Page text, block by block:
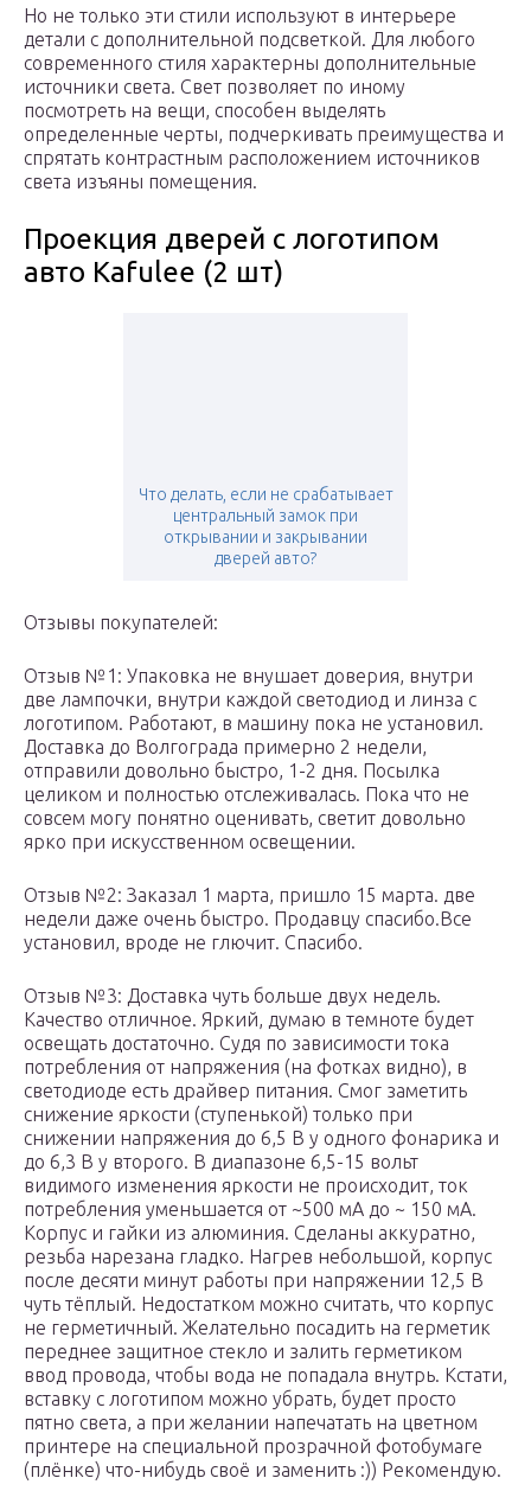
Но не только эти стили используют в интерьере
детали с дополнительной подсветкой. Для любого
современного стиля характерны дополнительные
источники света. Свет позволяет по иному
посмотреть на вещи, способен выделять
определенные черты, подчеркивать преимущества и
спрятать контрастным расположением источников
света изъяны помещения.
Проекция дверей с логотипом
авто Kafulee (2 шт)
Что делать, если не срабатывает
центральный замок при
открывании и закрывании
дверей авто?
Отзывы покупателей:
Отзыв №1: Упаковка не внушает доверия, внутри
две лампочки, внутри каждой светодиод и линза с
логотипом. Работают, в машину пока не установил.
Доставка до Волгограда примерно 2 недели,
отправили довольно быстро, 1-2 дня. Посылка
целиком и полностью отслеживалась. Пока что не
совсем могу понятно оценивать, светит довольно
ярко при искусственном освещении.
Отзыв №2: Заказал 1 марта, пришло 15 марта. две
недели даже очень быстро. Продавцу спасибо.Все
установил, вроде не глючит. Спасибо.
Отзыв №3: Доставка чуть больше двух недель.
Качество отличное. Яркий, думаю в темноте будет
освещать достаточно. Судя по зависимости тока
потребления от напряжения (на фотках видно), в
светодиоде есть драйвер питания. Смог заметить
снижение яркости (ступенькой) только при
снижении напряжения до 6,5 В у одного фонарика и
до 6,3 В у второго. В диапазоне 6,5-15 вольт
видимого изменения яркости не происходит, ток
потребления уменьшается от ~500 мА до ~ 150 мА.
Корпус и гайки из алюминия. Сделаны аккуратно,
резьба нарезана гладко. Нагрев небольшой, корпус
после десяти минут работы при напряжении 12,5 В
чуть тёплый. Недостатком можно считать, что корпус
не герметичный. Желательно посадить на герметик
переднее защитное стекло и залить герметиком
ввод провода, чтобы вода не попадала внутрь. Кстати,
вставку с логотипом можно убрать, будет просто
пятно света, а при желании напечатать на цветном
принтере на специальной прозрачной фотобумаге
(плёнке) что-нибудь своё и заменить :)) Рекомендую.